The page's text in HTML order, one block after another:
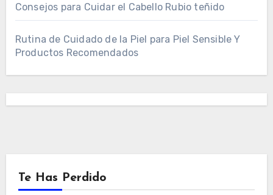
Consejos para Cuidar el Cabello Rubio teñido
Rutina de Cuidado de la Piel para Piel Sensible Y
Productos Recomendados
Te Has Perdido